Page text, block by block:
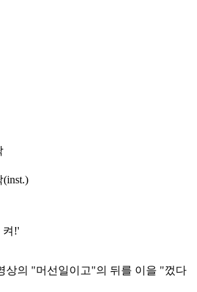
켜!'
상의 "머선일이고"의 뒤를 이을 "껐다